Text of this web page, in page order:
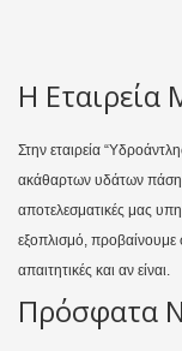
Η Εταιρεία
Στην εταιρεία
ακάθαρτων υδάτων
αποτελεσματικές μας
εξοπλισμό, προβαίνουμε
απαιτητικές και αν είναι.
Πρόσφατα